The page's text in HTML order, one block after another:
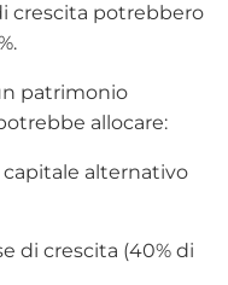
crescita potrebbero
patrimonio
allocare:
capitale alternativo
di crescita (40% di